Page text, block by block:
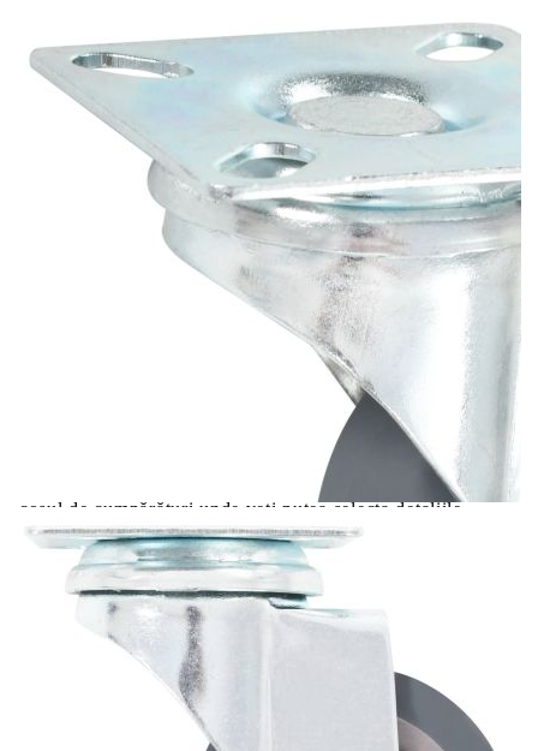
натоварване:
35 кг (всяко колело)
Диаметър на отвора:
36 х 36 мм
Диаметър на колелцата:
50 мм
Ширина на колелото:
20 мм
Размери на пластината:
50 x 50 мм (Д x Ш)
Височина на конструкцията:
70 мм
Купи на изплащане
16 бр Въртящи се колела, 50 мм
Please select credit institution
Extraction of information from credit institutions
Предоставената таблица е с информационна цел.
Добавете продукта в количката си с бутона "Добави в
количката" и при поръчка ще можете да изберете броя
Acest tabel are caracter informativ. Adăugați produsul în
coșul de cumpărături unde veți putea selecta detaliile
cererii de creditare.
Предоставената таблица е с информационна цел.
Добавете продукта в количката си с бутона "Добави в
количката" и при поръчка ще можете да изберете броя
вноски на кредита.
Предоставената таблица е с информационна цел.
Добавете продукта в количката си с бутона "Добави в
количката" и при поръчка ще можете да изберете броя